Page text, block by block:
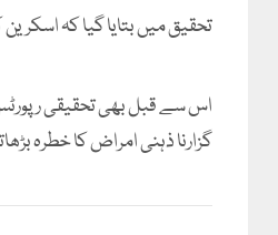
تحقیق میں بتایا گیا کہ اسکرین کے
اس سے قبل بھی تحقیقی
گزارنا ذہنی امراض کا خطرہ